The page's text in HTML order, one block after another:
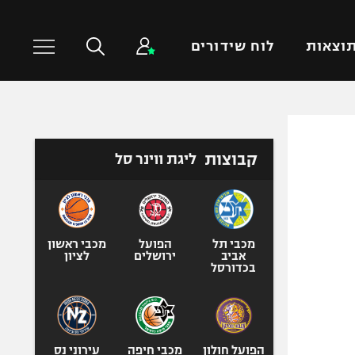
תוצאות לוח שידורים
טניס
כדורעף
ג'ודו
ספורט אולימפי
קבוצות ליגת ווינר סל
מכבי תל
אביב
בכדורסל
הפועל
ירושלים
מכבי ראשון
לציון
הפועל חולון
מכבי חיפה
עירוני נס